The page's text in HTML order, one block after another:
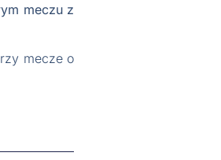
meczu z
mecze o